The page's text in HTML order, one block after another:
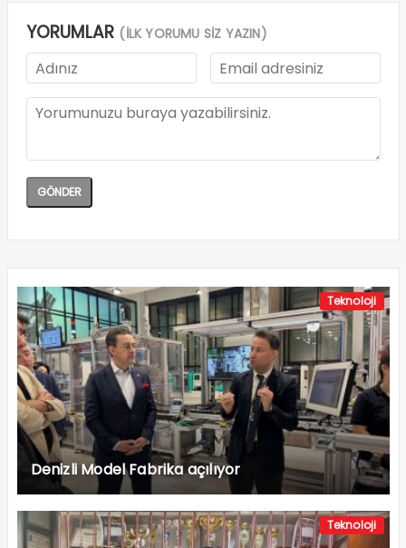
YORUMLAR (İLK YORUMU SİZ YAZIN)
Teknoloji
Denizli Model Fabrika açılıyor
Teknoloji